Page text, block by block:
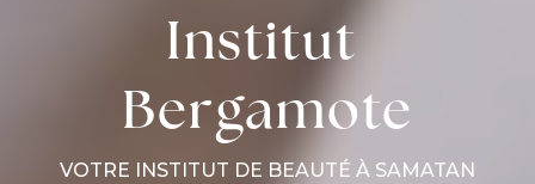
Institut
Bergamote
VOTRE INSTITUT DE BEAUTÉ À SAMATAN